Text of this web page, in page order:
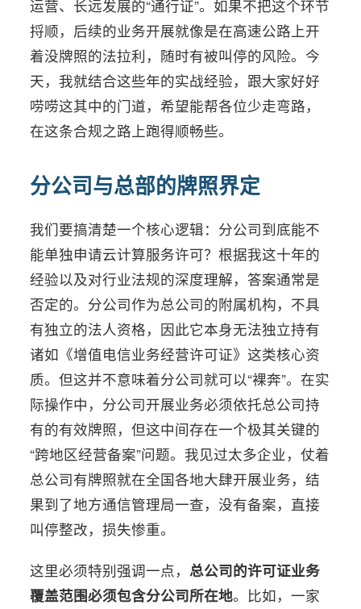
运营、长远发展的“通行证”。如果不把这个环节
捋顺，后续的业务开展就像是在高速公路上开
着没牌照的法拉利，随时有被叫停的风险。今
天，我就结合这些年的实战经验，跟大家好好
唠唠这其中的门道，希望能帮各位少走弯路，
在这条合规之路上跑得顺畅些。
分公司与总部的牌照界定
我们要搞清楚一个核心逻辑：分公司到底能不
能单独申请云计算服务许可？根据我这十年的
经验以及对行业法规的深度理解，答案通常是
否定的。分公司作为总公司的附属机构，不具
有独立的法人资格，因此它本身无法独立持有
诸如《增值电信业务经营许可证》这类核心资
质。但这并不意味着分公司就可以“裸奔”。在实
际操作中，分公司开展业务必须依托总公司持
有的有效牌照，但这中间存在一个极其关键的
“跨地区经营备案”问题。我见过太多企业，仗着
总公司有牌照就在全国各地大肆开展业务，结
果到了地方通信管理局一查，没有备案，直接
叫停整改，损失惨重。
这里必须特别强调一点，总公司的许可证业务
覆盖范围必须包含分公司所在地。比如，一家